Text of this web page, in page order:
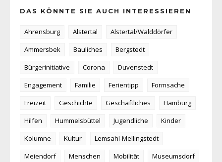
DAS KÖNNTE SIE AUCH INTERESSIEREN
Ahrensburg Alstertal
Alstertal/Walddörfer
Ammersbek
Bauliches
Bergstedt
Bürgerinitiative
Corona
Duvenstedt
Engagement
Familie Ferientipp
Formsache
Freizeit
Geschichte Geschäftliches
Hamburg
Hilfen
Hummelsbüttel Jugendliche
Kinder
Kolumne
Kultur
Lemsahl-Mellingstedt
Meiendorf
Menschen Mobilität
Museumsdorf